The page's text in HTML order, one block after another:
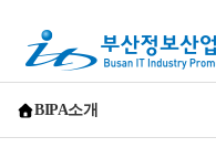
(재)
부
산
정
보
산
업
BIPA소개